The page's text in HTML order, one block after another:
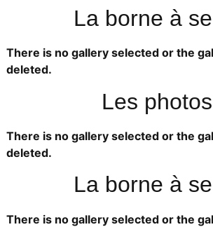
La borne à
There is no gallery selected or the
deleted.
Les photos
There is no gallery selected or the
deleted.
La borne à
There is no gallery selected or the